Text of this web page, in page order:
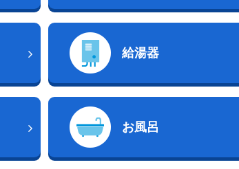
給湯器
お風呂